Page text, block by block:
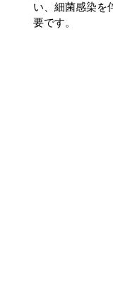
い、細菌感染を
要です。